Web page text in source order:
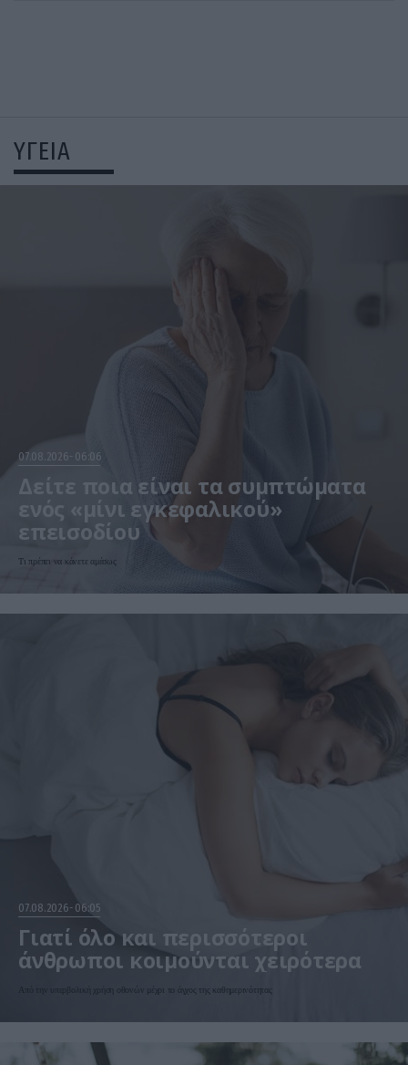
ΥΓΕΙΑ
07.08.2026 06:06
Δείτε ποια είναι τα συμπτώματα
ενός «μίνι εγκεφαλικού»
επεισοδίου
Τι πρέπει να κάνετε αμέσως
07.08.2026 06:05
Γιατί όλο και περισσότεροι
άνθρωποι κοιμούνται χειρότερα
Από την υπερβολική χρήση οθονών μέχρι το άγχος της καθημερινότητας